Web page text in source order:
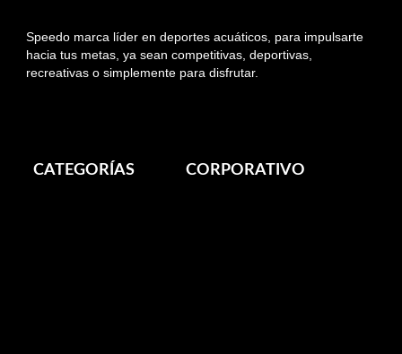
Speedo marca líder en deportes acuáticos, para impulsarte
hacia tus metas, ya sean competitivas, deportivas,
recreativas o simplemente para disfrutar.
CATEGORÍAS CORPORATIVO